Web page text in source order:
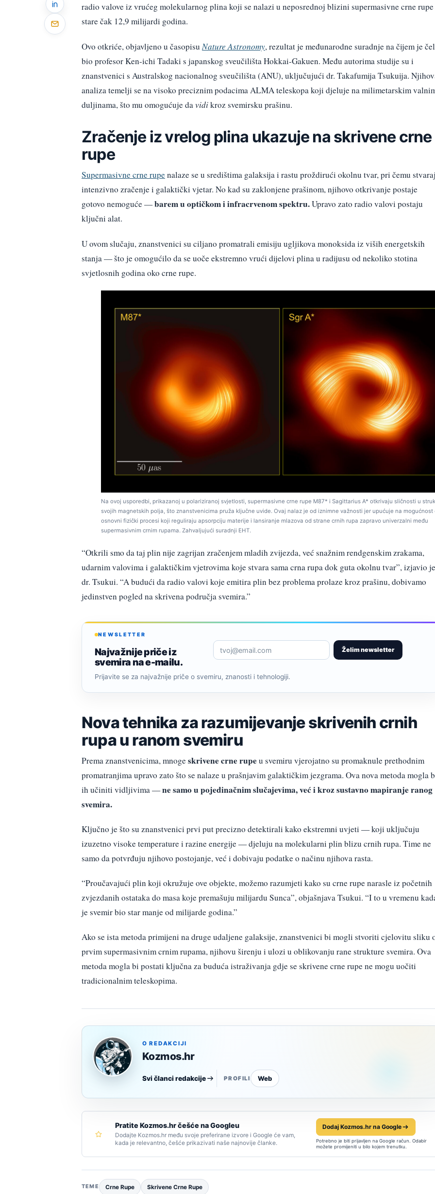
radio valove iz vrućeg molekularnog plina koji se nalazi u neposrednoj blizini supermasivne crne rupe
stare čak 12,9 milijardi godina.
Ovo otkriće, objavljeno u časopisu Nature Astronomy, rezultat je međunarodne suradnje na čijem je
bio profesor Ken-ichi Tadaki s japanskog sveučilišta Hokkai-Gakuen. Među autorima studije su i
znanstvenici s Australskog nacionalnog sveučilišta (ANU), uključujući dr. Takafumija Tsukuija.
analiza temelji se na visoko preciznim podacima ALMA teleskopa koji djeluje na milimetarskim
duljinama, što mu omogućuje da vidikroz svemirsku prašinu.
Zračenje iz vrelog plina ukazuje na skrivene crne
rupe
Supermasivne crne rupenalaze se u središtima galaksija i rastu proždirući okolnu tvar, pri čemu
intenzivno zračenje i galaktički vjetar. No kad su zaklonjene prašinom, njihovo otkrivanje postaje
gotovo nemoguće —barem u optičkom i infracrvenom spektru.Upravo zato radio valovi postaju
ključni alat.
U ovom slučaju, znanstvenici su ciljano promatrali emisiju ugljikova monoksida iz viših energetskih
stanja — što je omogućilo da se uoče ekstremno vrući dijelovi plina u radijusu od nekoliko stotina
svjetlosnih godina oko crne rupe.
Na ovoj usporedbi, prikazanoj u polariziranoj svjetlosti, supermasivne crne rupe M87* i Sagittarius A* otkrivaju sličnosti u
svojih magnetskih polja, što znanstvenicima pruža ključne uvide. Ovaj nalaz je od iznimne važnosti jer upućuje na mogućnost
osnovni fizički procesi koji reguliraju apsorpciju materije i lansiranje mlazova od strane crnih rupa zapravo univerzalni među
supermasivnim crnim rupama. Zahvaljujući suradnji EHT.
“Otkrili smo da taj plin nije zagrijan zračenjem mladih zvijezda, već snažnim rendgenskim zrakama,
udarnim valovima i galaktičkim vjetrovima koje stvara sama crna rupa dok guta okolnu tvar”, izjavio je
dr. Tsukui. “A budući da radio valovi koje emitira plin bez problema prolaze kroz prašinu, dobivamo
jedinstven pogled na skrivena područja svemira.”
NEWSLETTER
Najvažnije priče iz
svemira na e-mailu.
Želim newsletter
Prijavite se za najvažnije priče o svemiru, znanosti i tehnologiji.
Nova tehnika za razumijevanje skrivenih crnih
rupa u ranom svemiru
Prema znanstvenicima, mnogeskrivene crne rupeu svemiru vjerojatno su promaknule prethodnim
promatranjima upravo zato što se nalaze u prašnjavim galaktičkim jezgrama. Ova nova metoda mogla
ih učiniti vidljivima —ne samo u pojedinačnim slučajevima, već i kroz sustavno mapiranje ranog
svemira.
Ključno je što su znanstvenici prvi put precizno detektirali kako ekstremni uvjeti — koji uključuju
izuzetno visoke temperature i razine energije — djeluju na molekularni plin blizu crnih rupa. Time ne
samo da potvrđuju njihovo postojanje, već i dobivaju podatke o načinu njihova rasta.
“Proučavajući plin koji okružuje ove objekte, možemo razumjeti kako su crne rupe narasle iz početnih
zvjezdanih ostataka do masa koje premašuju milijardu Sunca”, objašnjava Tsukui. “I to u vremenu
je svemir bio star manje od milijarde godina.”
Ako se ista metoda primijeni na druge udaljene galaksije, znanstvenici bi mogli stvoriti cjelovitu sliku
prvim supermasivnim crnim rupama, njihovu širenju i ulozi u oblikovanju rane strukture svemira. Ova
metoda mogla bi postati ključna za buduća istraživanja gdje se skrivene crne rupe ne mogu uočiti
tradicionalnim teleskopima.
O REDAKCIJI
Kozmos.hr
Svi članci redakcije PROFILI Web
Pratite Kozmos.hr češće na Googleu
Dodajte Kozmos.hr među svoje preferirane izvore i Google će vam,
kada je relevantno, češće prikazivati naše najnovije članke.
Dodaj Kozmos.hr na Google
Potrebno je biti prijavljen na Google račun. Odabir
možete promijeniti u bilo kojem trenutku.
TEME Crne Rupe Skrivene Crne Rupe